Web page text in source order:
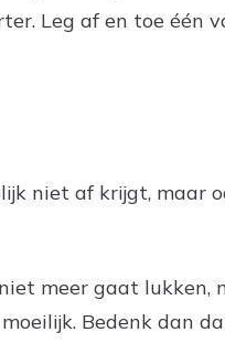
Leg af en toe één
niet af krijgt, maar
meer gaat lukken,
Bedenk dan